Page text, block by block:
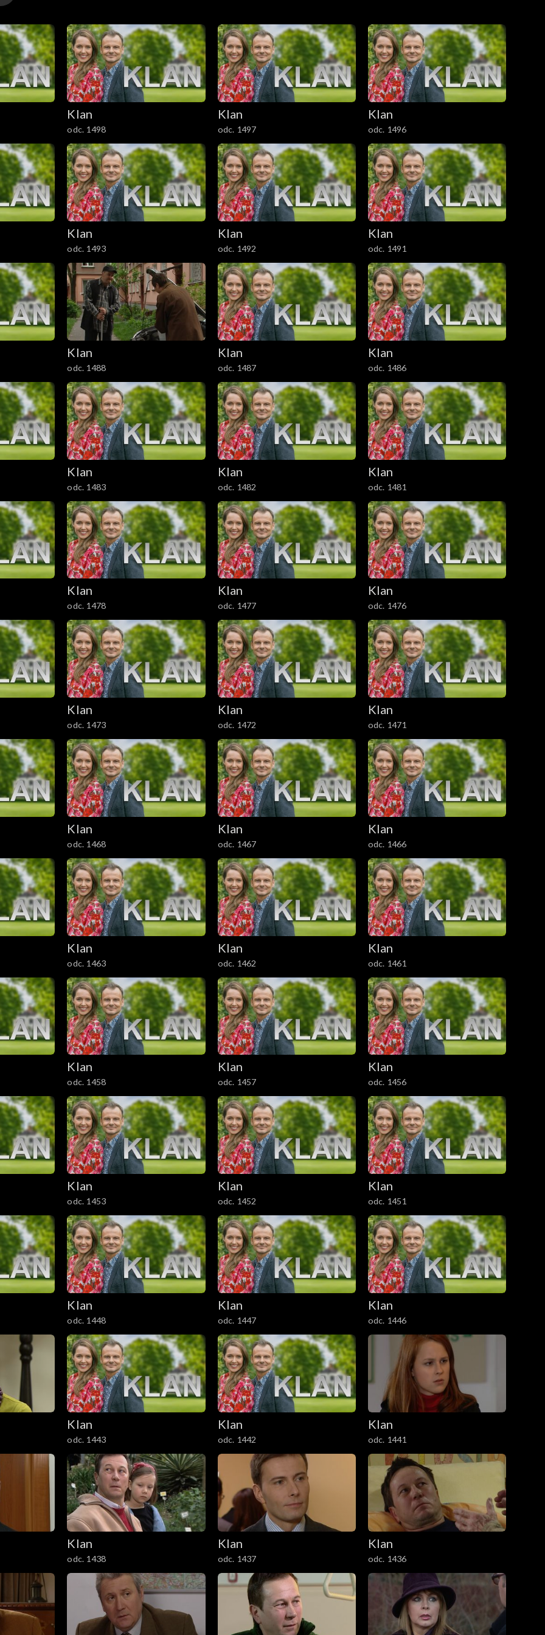
Klan
odc. 1498
Klan
odc. 1497
Klan
odc. 1496
Klan
odc. 1493
Klan
odc. 1492
Klan
odc. 1491
Klan
odc. 1488
Klan
odc. 1487
Klan
odc. 1486
Klan
odc. 1483
Klan
odc. 1482
Klan
odc. 1481
Klan
odc. 1478
Klan
odc. 1477
Klan
odc. 1476
Klan
odc. 1473
Klan
odc. 1472
Klan
odc. 1471
Klan
odc. 1468
Klan
odc. 1467
Klan
odc. 1466
Klan
odc. 1463
Klan
odc. 1462
Klan
odc. 1461
Klan
odc. 1458
Klan
odc. 1457
Klan
odc. 1456
Klan
odc. 1453
Klan
odc. 1452
Klan
odc. 1451
Klan
odc. 1448
Klan
odc. 1447
Klan
odc. 1446
Klan
odc. 1443
Klan
odc. 1442
Klan
odc. 1441
Klan
odc. 1438
Klan
odc. 1437
Klan
odc. 1436